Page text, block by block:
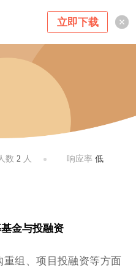
立即下载
数 2 人 响应率低
金与投融资
组、项目投融资等方面